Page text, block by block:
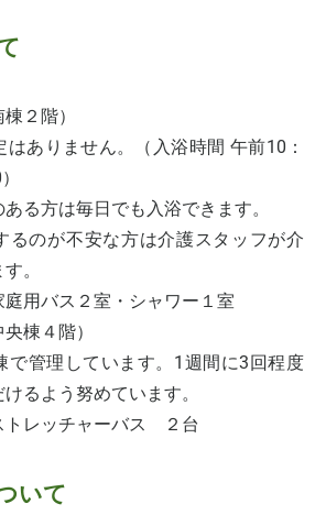
２階）
ありません。（入浴時間 午前10：
る方は毎日でも入浴できます。
のが不安な方は介護スタッフが介
。
用バス２室・シャワー１室
棟４階）
管理しています。1週間に3回程度
るよう努めています。
レッチャーバス ２台
いて